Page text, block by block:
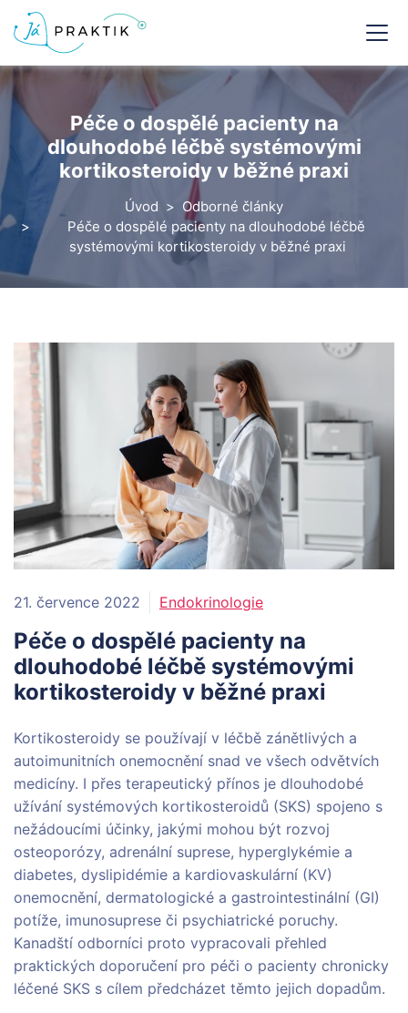
Péče o dospělé pacienty na
dlouhodobé léčbě systémovými
kortikosteroidy v běžné praxi
Úvod
Odborné články
Péče o dospělé pacienty na dlouhodobé léčbě
systémovými kortikosteroidy v běžné praxi
21. července 2022 Endokrinologie
Péče o dospělé pacienty na
dlouhodobé léčbě systémovými
kortikosteroidy v běžné praxi
Kortikosteroidy se používají v léčbě zánětlivých a
autoimunitních onemocnění snad ve všech odvětvích
medicíny. I přes terapeutický přínos je dlouhodobé
užívání systémových kortikosteroidů (SKS) spojeno s
nežádoucími účinky, jakými mohou být rozvoj
osteoporózy, adrenální suprese, hyperglykémie a
diabetes, dyslipidémie a kardiovaskulární (KV)
onemocnění, dermatologické a gastrointestinální (GI)
potíže, imunosuprese či psychiatrické poruchy.
Kanadští odborníci proto vypracovali přehled
praktických doporučení pro péči o pacienty chronicky
léčené SKS s cílem předcházet těmto jejich dopadům.